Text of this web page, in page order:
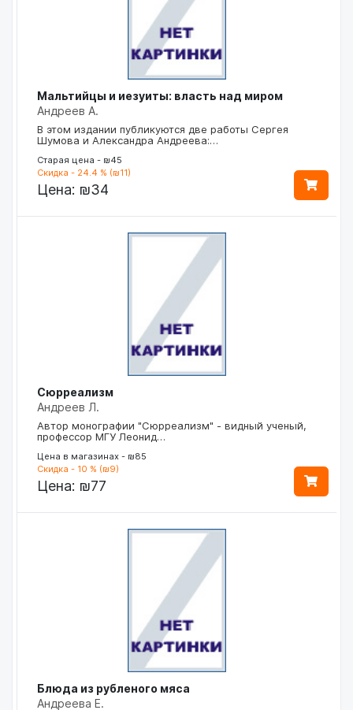
Мальтийцы и иезуиты: власть над миром
Андреев А.
В этом издании публикуются две работы Сергея
Шумова и Александра Андреева:…
Старая цена - ₪45
Скидка - 24.4 % (₪11)
Цена: ₪34
Сюрреализм
Андреев Л.
Автор монографии "Сюрреализм" - видный ученый,
профессор МГУ Леонид…
Цена в магазинах - ₪85
Скидка - 10 % (₪9)
Цена: ₪77
Блюда из рубленого мяса
Андреева Е.